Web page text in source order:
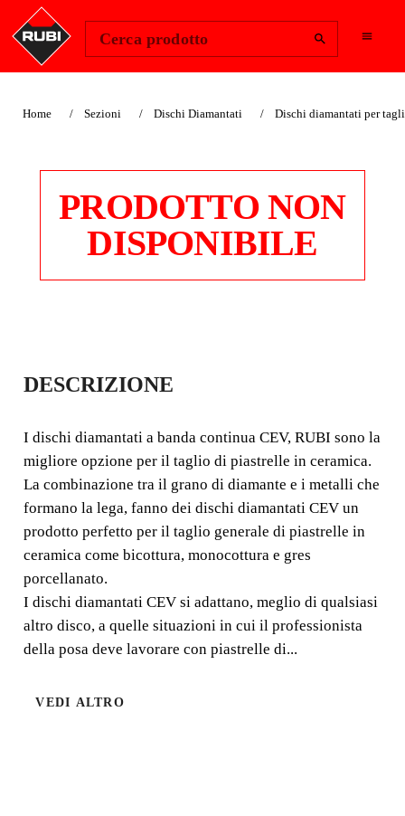
Cerca prodotto
Home Sezioni Dischi Diamantati Dischi diamantati per
PRODOTTO NON
DISPONIBILE
DISCO
DIAMANTATO
CERAMICA
CONTINUO-CEV
I dischi diamantati a banda continua CEV, RUBI sono la
migliore opzione per il taglio di piastrelle in ceramica. La
combinazione tra il grano di diamante e i metalli che
formano la lega, fanno dei dis
DESCRIZIONE
I dischi diamantati a banda continua CEV, RUBI sono la
migliore opzione per il taglio di piastrelle in ceramica.
La combinazione tra il grano di diamante e i metalli che
formano la lega, fanno dei dischi diamantati CEV un
prodotto perfetto per il taglio generale di piastrelle in
ceramica come bicottura, monocottura e gres
porcellanato.
I dischi diamantati CEV si adattano, meglio di qualsiasi
altro disco, a quelle situazioni in cui il professionista
della posa deve lavorare con piastrelle di...
VEDI ALTRO